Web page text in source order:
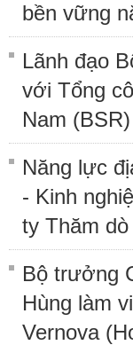
bền vững
Lãnh đạo
với Tổng
Nam (BSR)
Năng lực
- Kinh
ty Thăm
Bộ trưởng
Hùng làm
Vernova